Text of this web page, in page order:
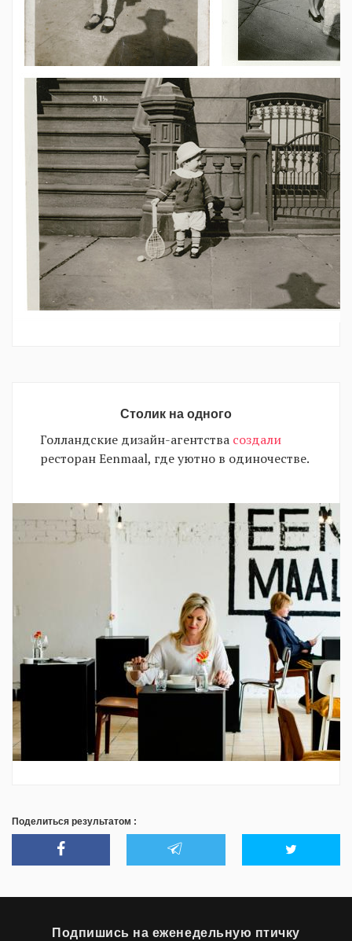
Столик на одного
Голландские дизайн-агентства создали
ресторан Eenmaal, где уютно в одиночестве.
Поделиться результатом :
Подпишись на еженедельную птичку